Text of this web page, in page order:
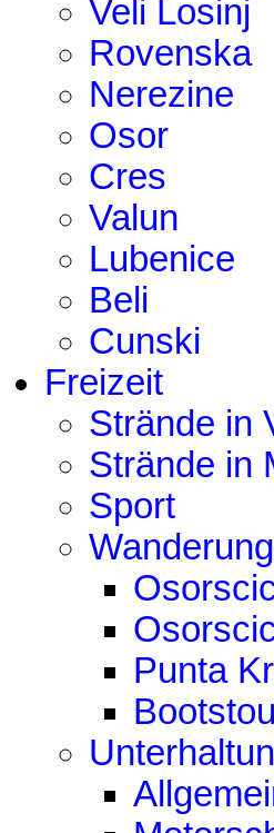
Veli Losinj
Rovenska
Nerezine
Osor
Cres
Valun
Lubenice
Beli
Cunski
Freizeit
Strände in
Strände in
Sport
Punta